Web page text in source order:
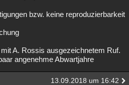
bzw. keine reproduzierbarkeit
A. Rossis ausgezeichnetem Ruf.
angenehme Abwartjahre
13.09.2018 um 16:42